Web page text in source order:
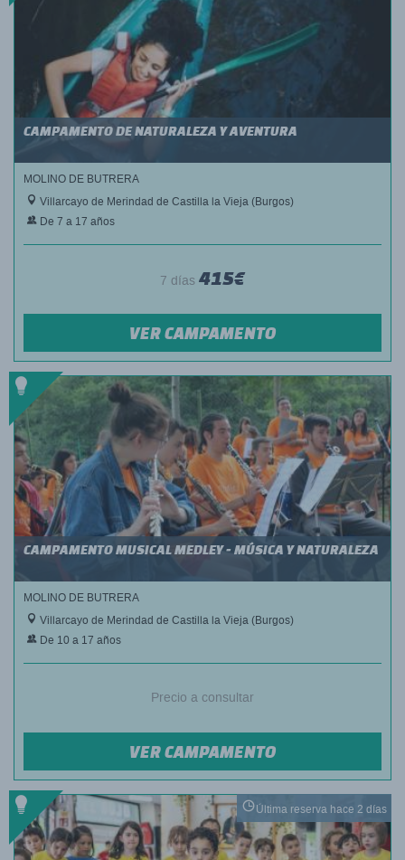
CAMPAMENTO DE NATURALEZA Y AVENTURA
MOLINO DE BUTRERA
Villarcayo de Merindad de Castilla la Vieja (Burgos)
De 7 a 17 años
7 días 415€
VER CAMPAMENTO
CAMPAMENTO MUSICAL MEDLEY - MÚSICA Y NATURALEZA
MOLINO DE BUTRERA
Villarcayo de Merindad de Castilla la Vieja (Burgos)
De 10 a 17 años
Precio a consultar
VER CAMPAMENTO
Última reserva hace 2 días